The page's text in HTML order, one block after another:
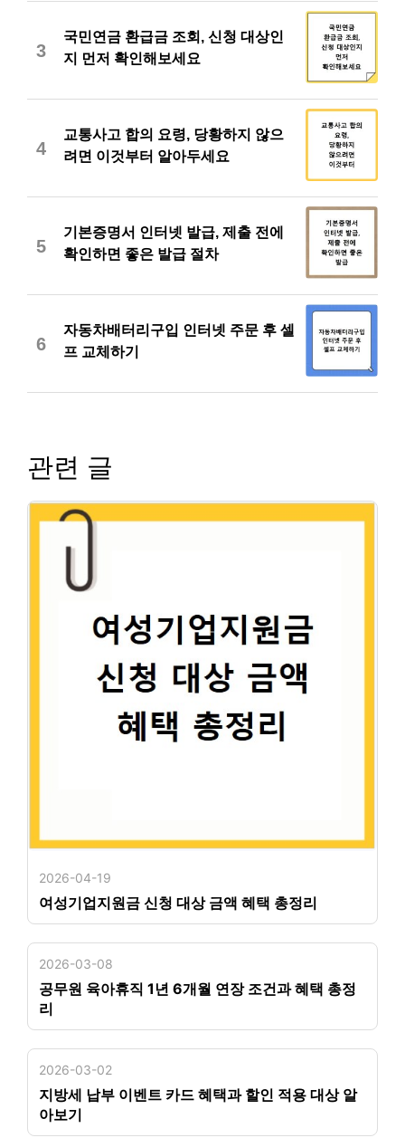
3
국민연금 환급금 조회, 신청 대상인
지 먼저 확인해보세요
4
교통사고 합의 요령, 당황하지 않으
려면 이것부터 알아두세요
5
기본증명서 인터넷 발급, 제출 전에
확인하면 좋은 발급 절차
6
자동차배터리구입 인터넷 주문 후 셀
프 교체하기
관련 글
2026-04-19
여성기업지원금 신청 대상 금액 혜택 총정리
2026-03-08
공무원 육아휴직 1년 6개월 연장 조건과 혜택 총정
리
2026-03-02
지방세 납부 이벤트 카드 혜택과 할인 적용 대상 알
아보기